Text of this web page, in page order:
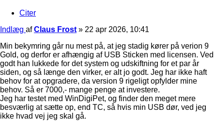
Citer
Indlæg afClaus Frost » 22 apr 2026, 10:41
Min bekymring går nu mest på, at jeg stadig kører på verion 9
Gold, og derfor er afhængig af USB Sticken med licensen. Ved
godt han lukkede for det system og udskiftning for et par år
siden, og så længe den virker, er alt jo godt. Jeg har ikke haft
behov for at opgradere, da version 9 rigeligt opfylder mine
behov. Så er 7000,- mange penge at investere.
Jeg har testet med WinDigiPet, og finder den meget mere
besværlig at sætte op, end TC, så hvis min USB dør, ved jeg
ikke hvad vej jeg skal gå.